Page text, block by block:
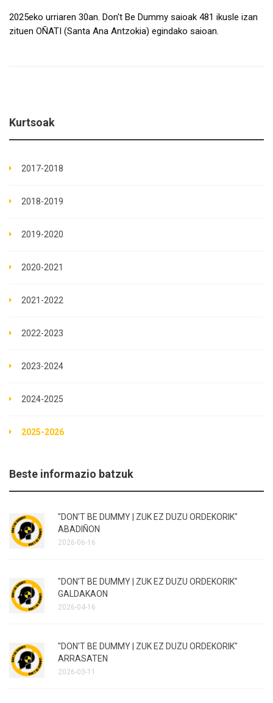
2025eko urriaren 30an. Don't Be Dummy saioak 481 ikusle izan
zituen OÑATI (Santa Ana Antzokia) egindako saioan.
Kurtsoak
2017-2018
2018-2019
2019-2020
2020-2021
2021-2022
2022-2023
2023-2024
2024-2025
2025-2026
Beste informazio batzuk
"DON'T BE DUMMY | ZUK EZ DUZU ORDEKORIK"
ABADIÑON
2026-06-16
"DON'T BE DUMMY | ZUK EZ DUZU ORDEKORIK"
GALDAKAON
2026-04-16
"DON'T BE DUMMY | ZUK EZ DUZU ORDEKORIK"
ARRASATEN
2026-03-11